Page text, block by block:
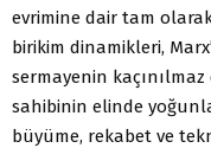
evrimine dair tam
birikim dinamikleri,
sermayenin
sahibinin elinde
büyüme, rekabet ve